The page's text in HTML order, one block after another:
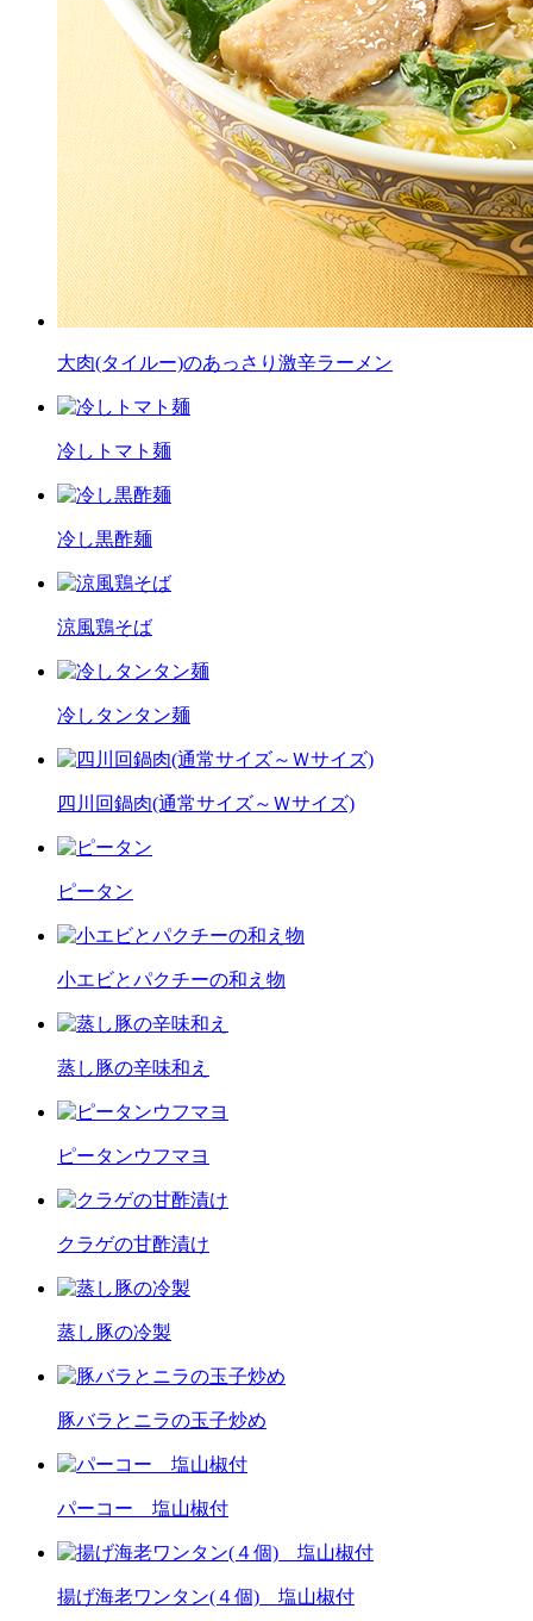
大肉(タイルー)のあっさり激辛ラーメン
冷しトマト麺
冷し黒酢麺
涼風鶏そば
冷しタンタン麺
四川回鍋肉(通常サイズ～Ｗサイズ)
ピータン
小エビとパクチーの和え物
蒸し豚の辛味和え
ピータンウフマヨ
クラゲの甘酢漬け
蒸し豚の冷製
豚バラとニラの玉子炒め
パーコー 塩山椒付
揚げ海老ワンタン(４個) 塩山椒付